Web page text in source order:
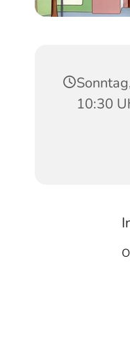
10:30